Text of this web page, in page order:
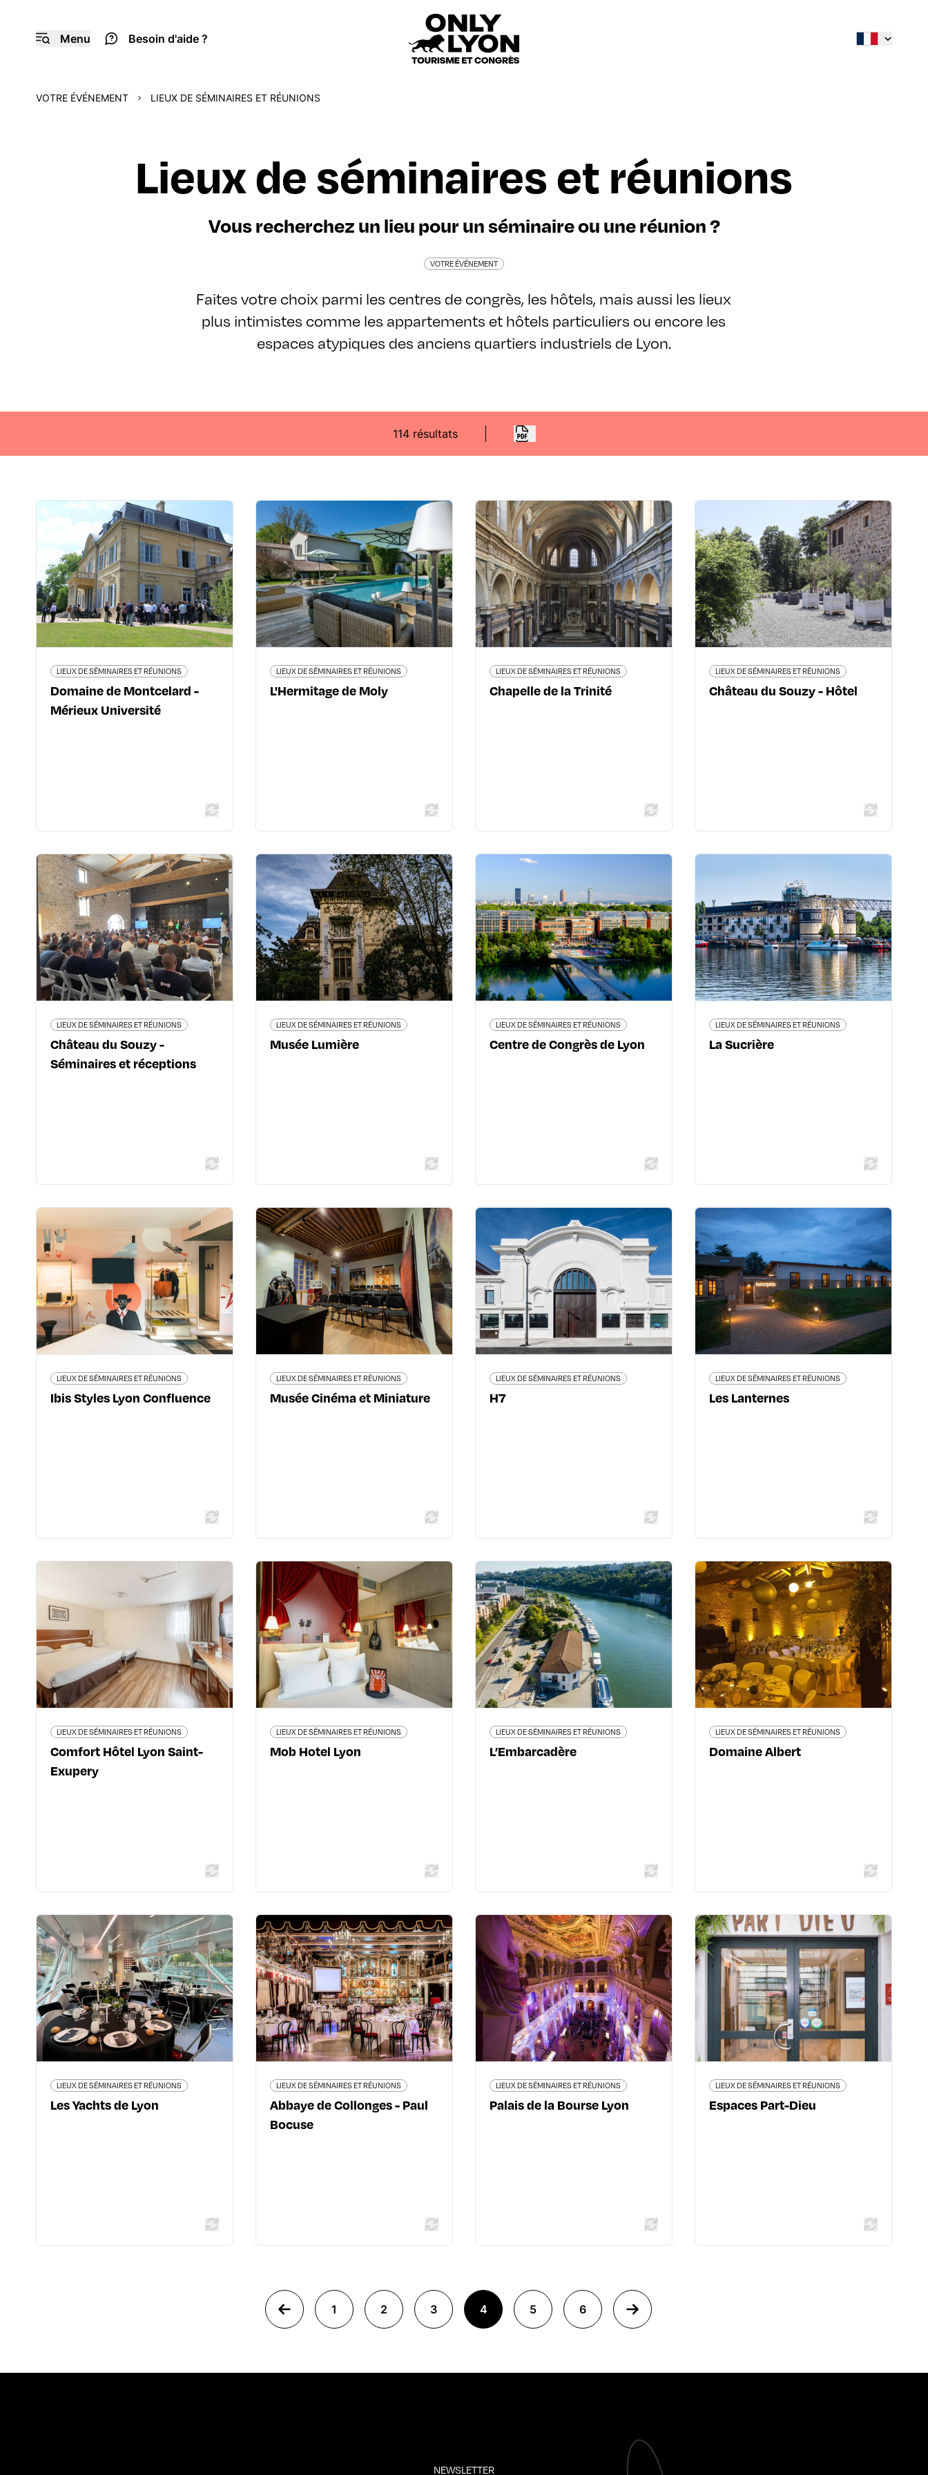
Menu Besoin d'aide ?
VOTRE ÉVÉNEMENT LIEUX DE SÉMINAIRES ET RÉUNIONS
Lieux de séminaires et réunions
Vous recherchez un lieu pour un séminaire ou une réunion ?
VOTRE ÉVÉNEMENT
Faites votre choix parmi les centres de congrès, les hôtels, mais aussi les lieux
plus intimistes comme les appartements et hôtels particuliers ou encore les
espaces atypiques des anciens quartiers industriels de Lyon.
114 résultats
LIEUX DE SÉMINAIRES ET RÉUNIONS
Domaine de Montcelard -
Mérieux Université
LIEUX DE SÉMINAIRES ET RÉUNIONS
Domaine de Montcelard
- Mérieux Université
113 Route de Paris Domaine de
Montcelard - 69160 Tassin-la-Demi-
Lune
04 78 87 52 00
www.merieux-
universite.com/montcelard/
LIEUX DE SÉMINAIRES ET RÉUNIONS
L'Hermitage de Moly
LIEUX DE SÉMINAIRES ET RÉUNIONS
L'Hermitage de Moly
99 chemin de Moly - 69230 Saint-
Genis-Laval
04 78 73 12 85
hermitagedemoly.fr/
LIEUX DE SÉMINAIRES ET RÉUNIONS
Chapelle de la Trinité
LIEUX DE SÉMINAIRES ET RÉUNIONS
Chapelle de la Trinité
29-31 rue de la Bourse - 69002 Lyon
2ème
06 38 67 26 08
trinitelyon.com/
LIEUX DE SÉMINAIRES ET RÉUNIONS
Château du Souzy - Hôtel
LIEUX DE SÉMINAIRES ET RÉUNIONS
Château du Souzy -
Hôtel
Château du Souzy 671 route du
Souzy - 69430 Quincié-en-
Beaujolais
09 72 28 77 91
www.chateaudusouzy.com/
LIEUX DE SÉMINAIRES ET RÉUNIONS
Château du Souzy -
Séminaires et réceptions
LIEUX DE SÉMINAIRES ET RÉUNIONS
Château du Souzy -
Séminaires et
réceptions
671, route du Souzy - 69430
Quincié-en-Beaujolais
0763749719
LIEUX DE SÉMINAIRES ET RÉUNIONS
Musée Lumière
LIEUX DE SÉMINAIRES ET RÉUNIONS
Musée Lumière
25 rue du Premier-Film Place
Ambroise Courtois - 69008 Lyon
8ème
04 78 78 18 95
www.institut-lumiere.org
LIEUX DE SÉMINAIRES ET RÉUNIONS
Centre de Congrès de Lyon
Centre de Congrès de
Lyon
50 quai Charles de Gaulle Cité
internationale - 69006 Lyon 6ème
04 72 82 26 26
www.gl-lyonevents.com/fr/centre-
de-congres
LIEUX DE SÉMINAIRES ET RÉUNIONS
La Sucrière
LIEUX DE SÉMINAIRES ET RÉUNIONS
La Sucrière
49 quai Rambaud - 69002 Lyon
2ème
04 27 82 69 40
www.gl-lyonevents.com/fr/la-
sucriere
LIEUX DE SÉMINAIRES ET RÉUNIONS
Ibis Styles Lyon Confluence
LIEUX DE SÉMINAIRES ET RÉUNIONS
Ibis Styles Lyon
Confluence
26 quai Perrache - 69002 Lyon
2ème
04 78 37 16 64
all.accor.com/hotel/9659/index.fr.shtml?
LIEUX DE SÉMINAIRES ET RÉUNIONS
Musée Cinéma et Miniature
LIEUX DE SÉMINAIRES ET RÉUNIONS
Musée Cinéma et
Miniature
60 rue Saint Jean - 69005 Lyon
5ème
07 70 90 81 91
expositions.museeminiatureetcinema.fr/
LIEUX DE SÉMINAIRES ET RÉUNIONS
H7
LIEUX DE SÉMINAIRES ET RÉUNIONS
H7
70 quai Perrache Halle Girard -
69002 Lyon 2ème
07 87 32 83 33
h-7.eu/
LIEUX DE SÉMINAIRES ET RÉUNIONS
Les Lanternes
LIEUX DE SÉMINAIRES ET RÉUNIONS
Les Lanternes
82 route du Mont Cindre - 69450
Saint-Cyr-au-Mont-d'Or
04 72 19 69 69
leslanternes-hotel.com/
LIEUX DE SÉMINAIRES ET RÉUNIONS
Comfort Hôtel Lyon Saint-
Exupery
LIEUX DE SÉMINAIRES ET RÉUNIONS
Comfort Hôtel Lyon
Saint-Exupery
65 rue du Royaume-Uni - 69125
Lyon Saint-Exupéry
04 72 23 90 90
www.choicehotels.com/fr-fr/
LIEUX DE SÉMINAIRES ET RÉUNIONS
Mob Hotel Lyon
LIEUX DE SÉMINAIRES ET RÉUNIONS
Mob Hotel Lyon
55 quai Rambaud - 69002 Lyon
2ème
04 58 55 55 88
www.mobhotel.com/lyon/
LIEUX DE SÉMINAIRES ET RÉUNIONS
L’Embarcadère
LIEUX DE SÉMINAIRES ET RÉUNIONS
L’Embarcadère
13 bis quai Rambaud - 69002 Lyon
2ème
04 78 37 41 57
www.embarcadere-lyon.com
LIEUX DE SÉMINAIRES ET RÉUNIONS
Domaine Albert
LIEUX DE SÉMINAIRES ET RÉUNIONS
Domaine Albert
2260, route de Saint Fonds - 69480
Pommiers
04 74 65 12 67
www.domainealbert.com
LIEUX DE SÉMINAIRES ET RÉUNIONS
Les Yachts de Lyon
LIEUX DE SÉMINAIRES ET RÉUNIONS
Les Yachts de Lyon
8 rue Casimir Perier Rez-de-
chaussée - Bureau vitrine - 69002
Lyon 2ème
09 67 51 63 27
www.lesyachtsdelyon.com
LIEUX DE SÉMINAIRES ET RÉUNIONS
Abbaye de Collonges - Paul
Bocuse
LIEUX DE SÉMINAIRES ET RÉUNIONS
Abbaye de Collonges -
Paul Bocuse
Quai de la Jonchère - 69660
Collonges-au-Mont-d'Or
04 72 42 90 90
www.bocuse.fr
LIEUX DE SÉMINAIRES ET RÉUNIONS
Palais de la Bourse Lyon
LIEUX DE SÉMINAIRES ET RÉUNIONS
Palais de la Bourse Lyon
Place de la Bourse - 69002 Lyon
2ème
04 72 40 58 79
lyonpalaisbourse.com/
LIEUX DE SÉMINAIRES ET RÉUNIONS
Espaces Part-Dieu
LIEUX DE SÉMINAIRES ET RÉUNIONS
Espaces Part-Dieu
2 place de Francfort Le Terra Mundi
- 69003 Lyon 3ème
06 30 95 66 07
www.espacespartdieu.com
1 2 3 4 5 6
NEWSLETTER